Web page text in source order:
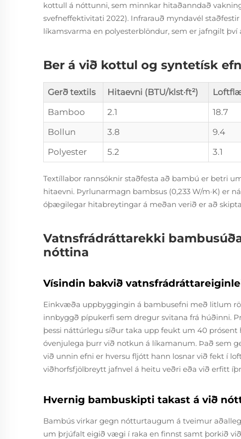
kottull á nóttunni, sem minnkar hitaðanndað
svefneffektivitati 2022). Infrarauð myndavél
líkamsvarma en polyesterblöndur, sem er jafngilt
Ber á við kottul og syntetísk
Gerð textils Hitaevni (BTU/klst·ft²)
Bamboo
2.1 18.7
Bollun
3.8 9.4
Polyester
5.2 3.1
Textíllabor rannsóknir staðfesta að bambú er betri
hitaevni. Þyrlunarmagn bambsus (0,233 W/m·K) er
óþægilegar hitabreytingar á meðan verið er að
Vatnsfrádráttarekki
nóttina
Vísindin bakvið
Einkvæða uppbyggingin á bambusefni með litlum
innbyggð pípukerfi sem dregur svitana frá húðinni.
þessi náttúrlegu síður taka upp feukt um 40
óvenjulega þurr við notkun á líkamanum. Það sem
við unnin efni er hversu fljótt hann losnar við fekt í
viðhorfsfjölbreytt jafnvel á heitu veðri eða við erfitt
Hvernig bambuskipti takast á við
Bambús virkar gegn nótturtaugum á tveimur
um þrjúfalt eigið vægi í raka en finnst samt þorkið